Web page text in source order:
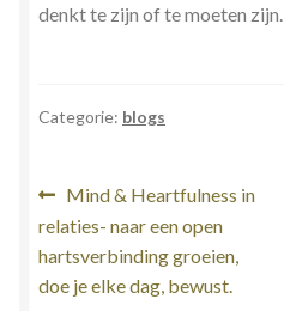
denkt te zijn of te moeten zijn.
Categorie: blogs
Bericht
navigatie
Vorig
bericht:
Mind & Heartfulness in
relaties- naar een open
hartsverbinding groeien,
doe je elke dag, bewust.